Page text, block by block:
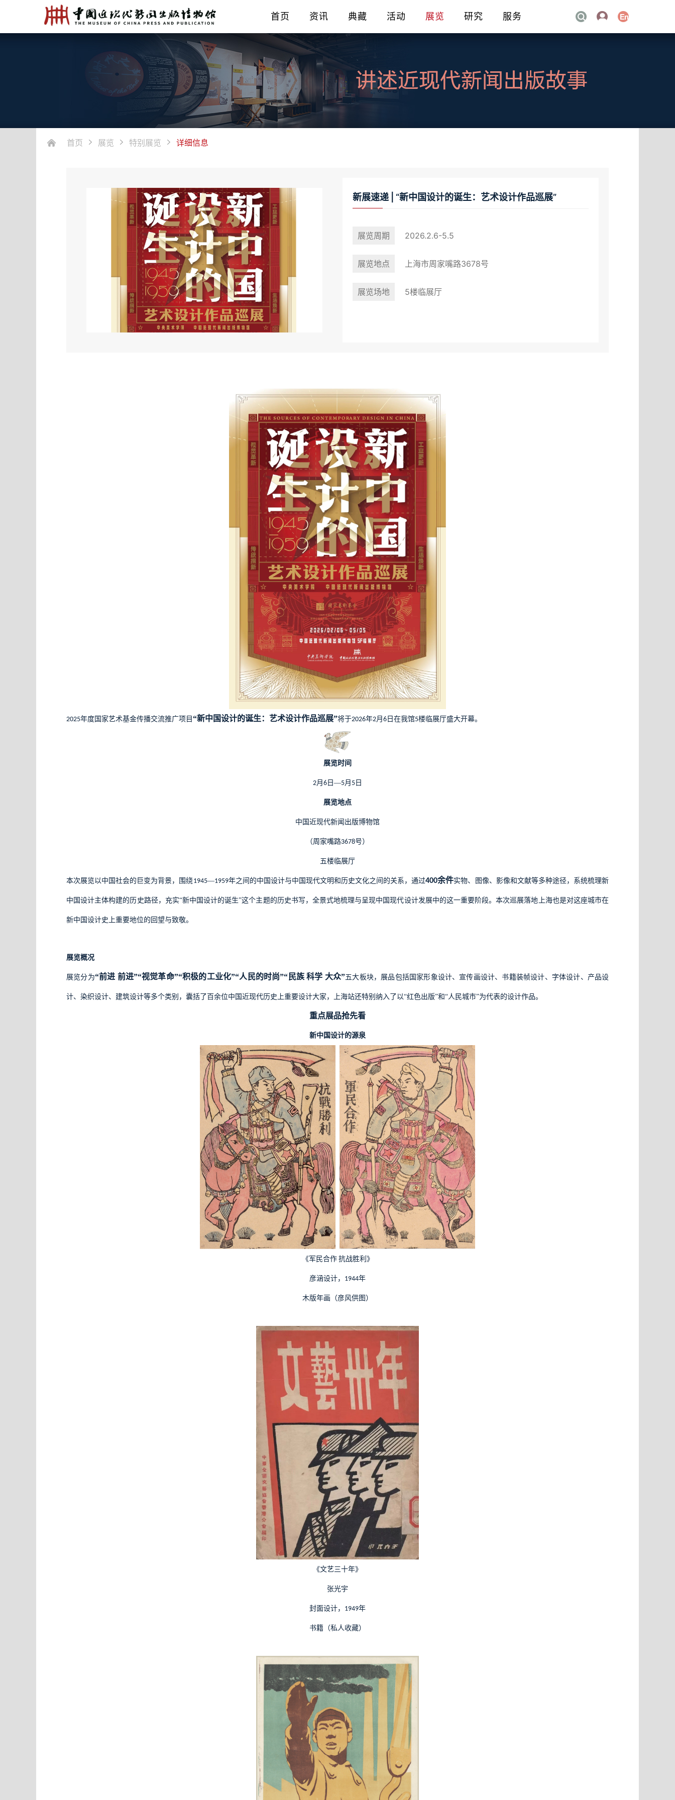
首页 资讯 典藏 活动 展览 研究 服务
首页 展览 特别展览 详细信息
新展速递 | “新中国设计的诞生：艺术设计作品巡展”
展览周期 2026.2.6-5.5
展览地点 上海市周家嘴路3678号
展览场地 5楼临展厅
2025年度国家艺术基金传播交流推广项目 “新中国设计的诞生：艺术设计作品巡展”将于2026年2月 6 日在我馆5楼临展厅盛大开幕。
展览时间
2月 6 日—5月 5 日
展览地点
中国近现代新闻出版博物馆
（周家嘴路3678号）
五楼临展厅
本次展览以中国社会的巨变为背景，围绕1945—1959年之间的中国设计与中国现代文明和历史文化之间的关系，通过400余件实物、图像、影像和文献等多种途径，系统梳理新
中国设计主体构建的历史路径，充实“新中国设计的诞生”这个主题的历史书写，全景式地梳理与呈现中国现代设计发展中的这一重要阶段。本次巡展落地上海也是对这座城市在
新中国设计史上重要地位的回望与致敬。
展览概况
展览分为“前进 前进”“视觉革命”“积极的工业化”“人民的时尚”“民族 科学 大众”五大板块，展品包括国家形象设计、宣传画设计、书籍装帧设计、字体设计、产品设
计、染织设计、建筑设计等多个类别，囊括了百余位中国近现代历史上重要设计大家，上海站还特别纳入了以“红色出版”和“人民城市”为代表的设计作品。
重点展品抢先看
新中国设计的源泉
《军民合作 抗战胜利》
彦涵设计， 1944年
木版年画（彦风供图）
《文艺三十年》
张光宇
封面设计， 1949年
书籍（私人收藏）